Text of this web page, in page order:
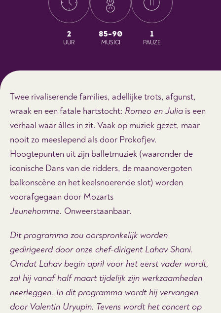
2
UUR
85-90
MUSICI
1
PAUZE
Twee rivaliserende families, adellijke trots, afgunst,
wraak en een fatale hartstocht: Romeo en Julia is een
verhaal waar álles in zit. Vaak op muziek gezet, maar
nooit zo meeslepend als door Prokofjev.
Hoogtepunten uit zijn balletmuziek (waaronder de
iconische Dans van de ridders, de maanovergoten
balkonscène en het keelsnoerende slot) worden
voorafgegaan door Mozarts
Jeunehomme. Onweerstaanbaar.
Dit programma zou oorspronkelijk worden
gedirigeerd door onze chef-dirigent Lahav Shani.
Omdat Lahav begin april voor het eerst vader wordt,
zal hij vanaf half maart tijdelijk zijn werkzaamheden
neerleggen. In dit programma wordt hij vervangen
door Valentin Uryupin. Tevens wordt het concert op